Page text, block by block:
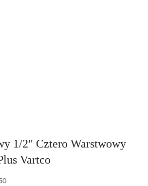
1/2" Cztero Warstwowy
Vartco